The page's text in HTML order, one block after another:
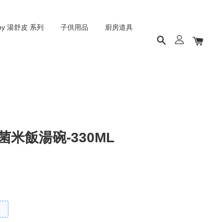
湯舒皮 系列 子供用品 廚房道具
米飯湯碗-330ML